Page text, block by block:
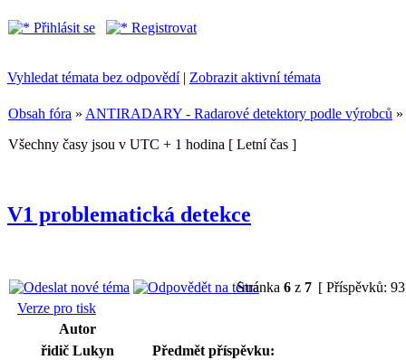
Přihlásit se Registrovat
Vyhledat témata bez odpovědí| Zobrazit aktivní témata
Obsah fóra » ANTIRADARY - Radarové detektory podle výrobců »
Všechny časy jsou v UTC + 1 hodina [ Letní čas ]
V1 problematická detekce
Stránka 6 z 7 [ Příspěvků:
Verze pro tisk
Autor
řidič Lukyn
Předmět příspěvku: